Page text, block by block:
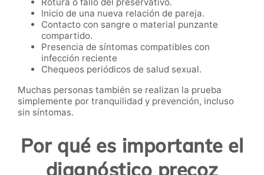
Inicio de una nueva relación de pareja.
Contacto con sangre o material punzante
compartido.
Presencia de síntomas compatibles con
infección reciente
Chequeos periódicos de salud sexual.
Muchas personas también se realizan la prueba
simplemente por tranquilidad y prevención, incluso
sin síntomas.
Por qué es importante el
diagnóstico precoz